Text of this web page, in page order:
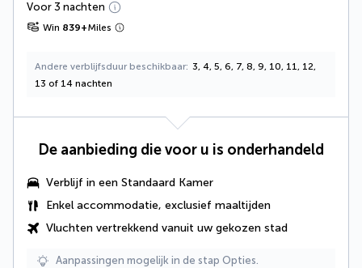
Voor 3 nachten
Win 839+Miles
Andere verblijfsduur beschikbaar 3, 4, 5, 6, 7, 8, 9, 10, 11, 12,
13 of 14 nachten
De aanbieding die voor u is onderhandeld
Verblijf in een Standaard Kamer
Enkel accommodatie, exclusief maaltijden
Vluchten vertrekkend vanuit uw gekozen stad
Aanpassingen mogelijk in de stap Opties.